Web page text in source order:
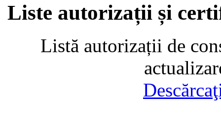
Liste autorizații și
Listă autorizații de